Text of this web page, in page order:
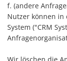
f. (andere
Nutzer können in
System ("CRM
Wir löschen die